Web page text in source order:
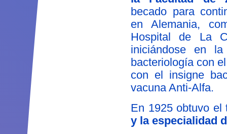
becado para
en Alemania,
Hospital de La
iniciándose en
bacteriología con
con el insigne
vacuna Anti-Alfa.
En 1925 obtuvo
y la especialidad